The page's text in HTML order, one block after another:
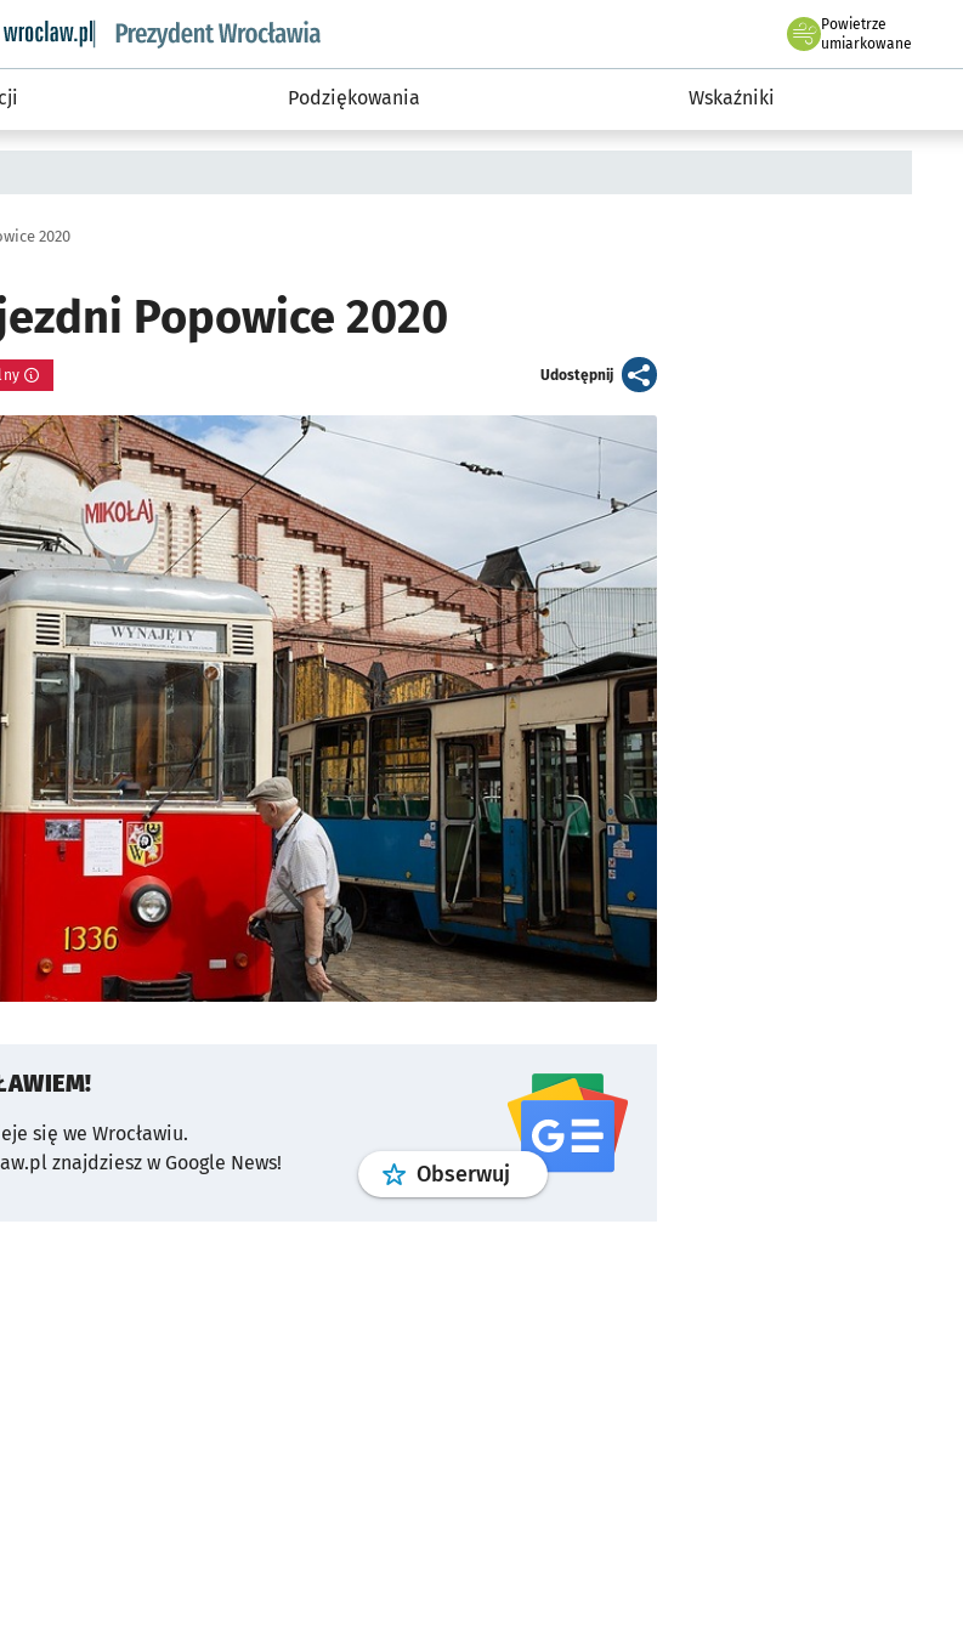
informacyjny wroclaw.pl podserwis: Prezydent Wrocławia
Powietrze
we Wrocławiu
umiarkowane
Podziękowania Wskaźniki
2020
Popowice 2020
Udostępnijartykuł
się we Wrocławiu.
znajdziesz w Google News!
Obserwuj profilgoogle news